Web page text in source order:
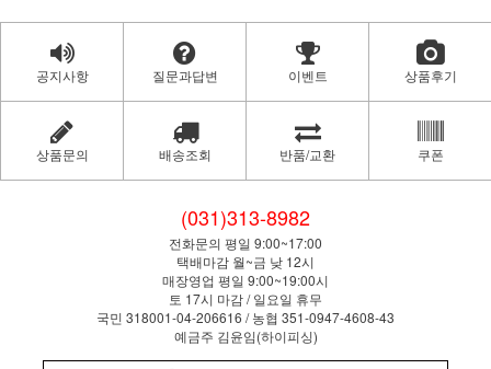
공지사항 질문과답변 이벤트 상품후기
상품문의 배송조회 반품/교환 쿠폰
(031)313-8982
전화문의 평일 9:00~17:00
택배마감 월~금 낮 12시
매장영업 평일 9:00~19:00시
토 17시 마감 / 일요일 휴무
국민 318001-04-206616 / 농협 351-0947-4608-43
예금주 김윤임(하이피싱)